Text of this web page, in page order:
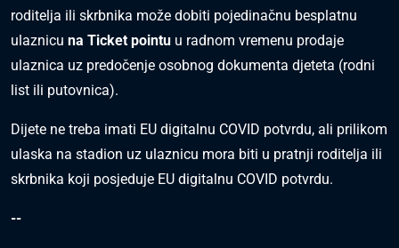
roditelja ili skrbnika može dobiti pojedinačnu besplatnu
ulaznicu na Ticket pointu u radnom vremenu prodaje
ulaznica uz predočenje osobnog dokumenta djeteta (rodni
list ili putovnica).
Dijete ne treba imati EU digitalnu COVID potvrdu, ali prilikom
ulaska na stadion uz ulaznicu mora biti u pratnji roditelja ili
skrbnika koji posjeduje EU digitalnu COVID potvrdu.
--